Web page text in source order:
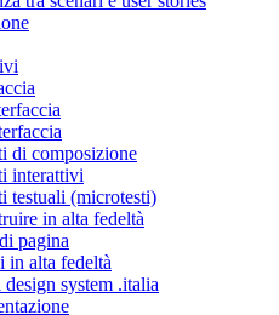
di composizione
interattivi
testuali (microtesti)
in alta fedeltà
pagina
in alta fedeltà
system .italia